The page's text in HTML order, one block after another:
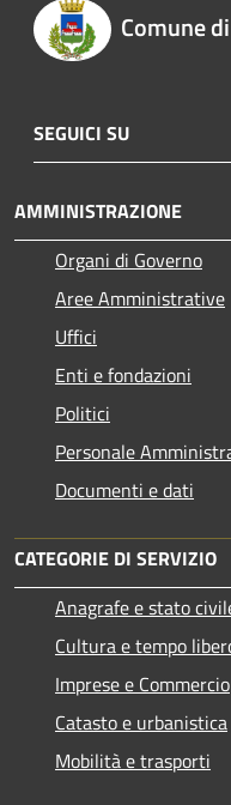
Comune
SEGUICI SU
AMMINISTRAZIONE
Organi di Governo
Aree Amministrative
Uffici
Enti e fondazioni
Politici
Personale
Documenti e dati
CATEGORIE DI SERVIZIO
Anagrafe e stato
Cultura e tempo
Imprese e Commercio
Catasto e urbanistica
Mobilità e trasporti